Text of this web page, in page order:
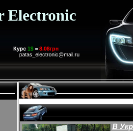
Electronic
Курс 1$ = 8.08грн
patas_electronic@mail.ru
В